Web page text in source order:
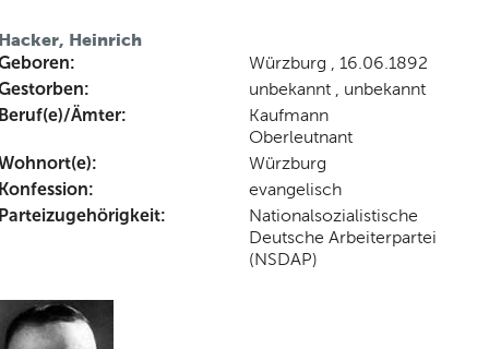
Heinrich
Würzburg , 16.06.1892
unbekannt , unbekannt
Ämter:
Kaufmann
Oberleutnant
Würzburg
evangelisch
Nationalsozialistische
Deutsche Arbeiterpartei
(NSDAP)